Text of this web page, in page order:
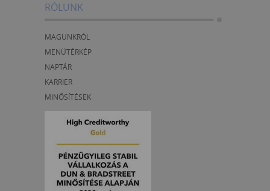
RÓLUNK
MAGUNKRÓL
MENÜTÉRKÉP
NAPTÁR
KARRIER
MINŐSÍTÉSEK